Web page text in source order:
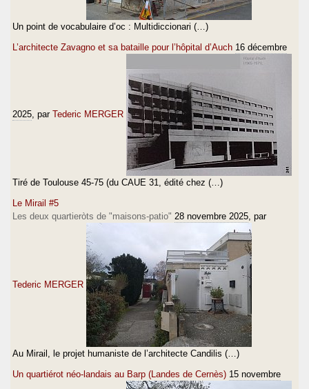
Un point de vocabulaire d’oc : Multidiccionari (…)
L’architecte Zavagno et sa bataille pour l’hôpital d’Auch 16 décembre
2025, par Tederic MERGER
Tiré de Toulouse 45-75 (du CAUE 31, édité chez (…)
Le Mirail #5
Les deux quartieròts de "maisons-patio" 28 novembre 2025, par
Tederic MERGER
Au Mirail, le projet humaniste de l’architecte Candilis (…)
Un quartiérot néo-landais au Barp (Landes de Cernès) 15 novembre